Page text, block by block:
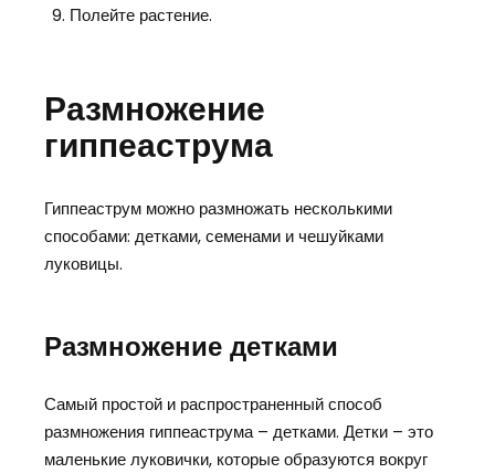
Полейте растение.
Размножение
гиппеаструма
Гиппеаструм можно размножать несколькими
способами: детками, семенами и чешуйками
луковицы.
Размножение детками
Самый простой и распространенный способ
размножения гиппеаструма – детками. Детки – это
маленькие луковички, которые образуются вокруг